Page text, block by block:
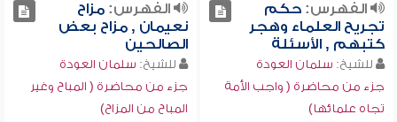
الفهرس:حكم
تجريح العلماء وهجر
كتبهم , الأسئلة
للشيخ: سلمان العودة
جزء من محاضرة ( واجب الأمة
تجاه علمائها)
الفهرس:مزاح
نعيمان , مزاح بعض
الصالحين
للشيخ: سلمان العودة
جزء من محاضرة ( المباح وغير
المباح من المزاح)